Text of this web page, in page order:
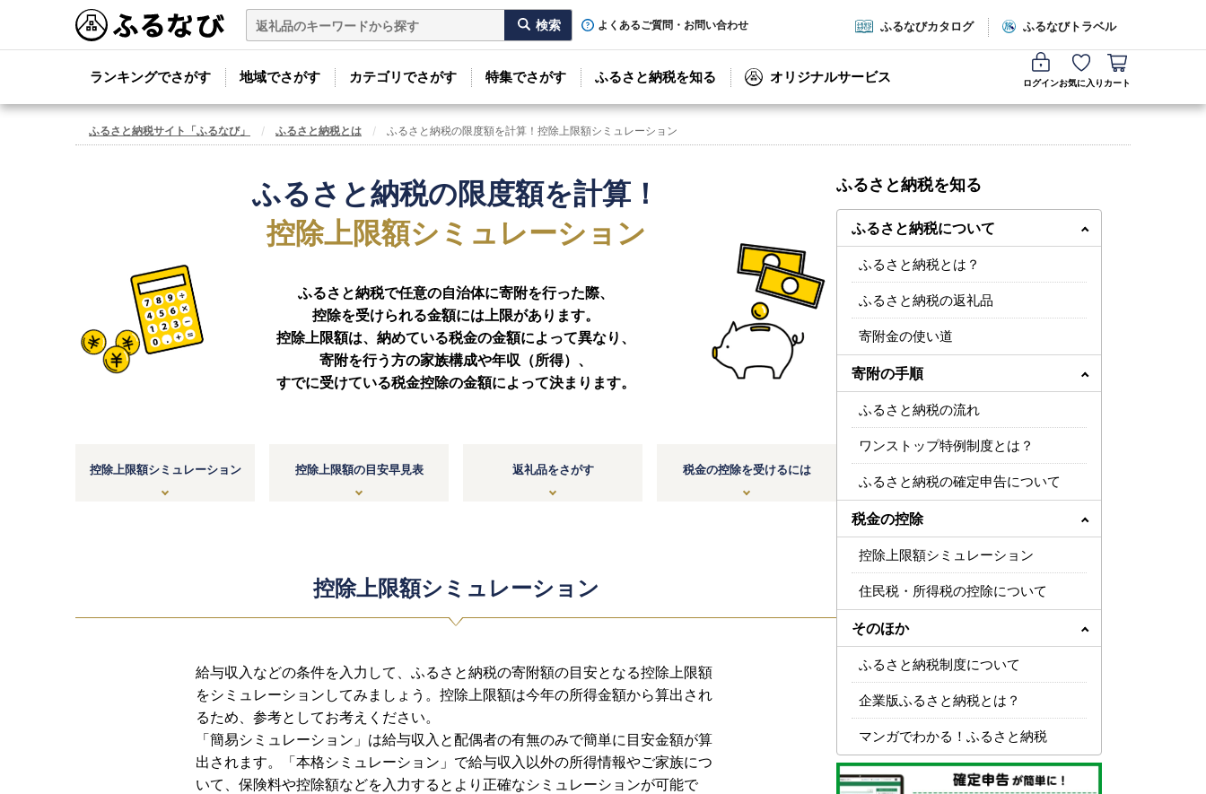
よくあるご質問・お問い合わせ ふるなびカタログ ふるなびトラベル
ランキングでさがす 地域でさがす カテゴリでさがす 特集でさがす ふるさと納税を知る オリジナルサービス ログインお気に入り カート
ふるさと納税サイト「ふるなび」 ふるさと納税とは ふるさと納税の限度額を計算！控除上限額シミュレーション
ふるさと納税の限度額を計算！
控除上限額シミュレーション
ふるさと納税で任意の自治体に寄附を行った際、
控除を受けられる金額には上限があります。
控除上限額は、納めている税金の金額によって異なり、
寄附を行う方の家族構成や年収（所得）、
すでに受けている税金控除の金額によって決まります。
控除上限額シミュレーション 控除上限額の目安早見表 返礼品をさがす 税金の控除を受けるには
控除上限額シミュレーション
給与収入などの条件を入力して、ふるさと納税の寄附額の目安となる控除上限額
をシミュレーションしてみましょう。控除上限額は今年の所得金額から算出され
るため、参考としてお考えください。
「簡易シミュレーション」は給与収入と配偶者の有無のみで簡単に目安金額が算
出されます。「本格シミュレーション」で給与収入以外の所得情報やご家族につ
いて、保険料や控除額などを入力するとより正確なシミュレーションが可能で
ふるさと納税を知る
ふるさと納税について
ふるさと納税とは？
ふるさと納税の返礼品
寄附金の使い道
寄附の手順
ふるさと納税の流れ
ワンストップ特例制度とは？
ふるさと納税の確定申告について
税金の控除
控除上限額シミュレーション
住民税・所得税の控除について
そのほか
ふるさと納税制度について
企業版ふるさと納税とは？
マンガでわかる！ふるさと納税